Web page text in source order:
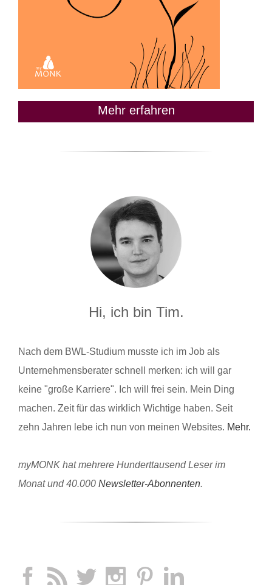
Mehr erfahren
Hi, ich bin Tim.
Nach dem BWL-Studium musste ich im Job als
Unternehmensberater schnell merken: ich will gar
keine "große Karriere". Ich will frei sein. Mein Ding
machen. Zeit für das wirklich Wichtige haben. Seit
zehn Jahren lebe ich nun von meinen Websites. Mehr.
myMONK hat mehrere Hunderttausend Leser im
Monat und 40.000 Newsletter-Abonnenten.